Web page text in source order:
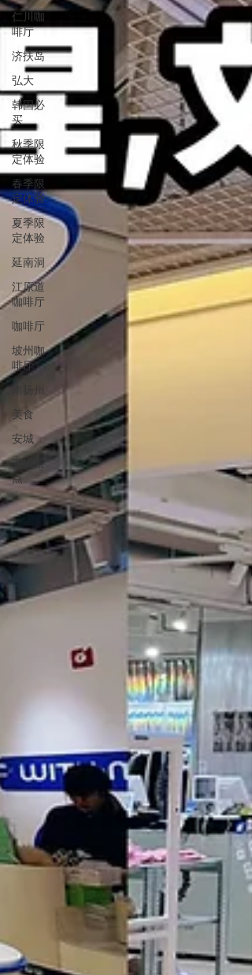
仁川咖
啡厅
济扶岛
弘大
韩国必
买
秋季限
定体验
春季限
定体验
夏季限
定体验
延南洞
江原道
咖啡厅
咖啡厅
坡州咖
啡厅
南扬州
美食
安城
安城景
点